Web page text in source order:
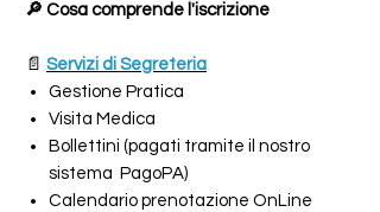
🔎 Cosa comprende l'iscrizione
📄 Servizi di Segreteria
Gestione Pratica
Visita Medica
Bollettini (pagati tramite il nostro
sistema PagoPA)
Calendario prenotazione OnLine